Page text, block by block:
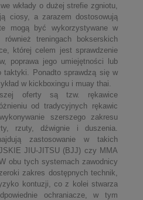
wkłady o dużej strefie zgniotu,
ciosy, a zarazem dostosowują
mogą być wykorzystywane w
treningach bokserskich
której celem jest sprawdzenie
poprawa jego umiejętności lub
taktyki. Ponadto sprawdzą się w
w kickboxingu i muay thai.
oferty są tzw. rękawice
od tradycyjnych rękawic
szerszego zakresu
rzuty, dźwignie i duszenia.
zastosowanie w takich
JIU-JITSU (BJJ) czy MMA
obu tych systemach zawodnicy
zakres dostępnych technik,
kontuzji, co z kolei stwarza
ochraniacze, w tym